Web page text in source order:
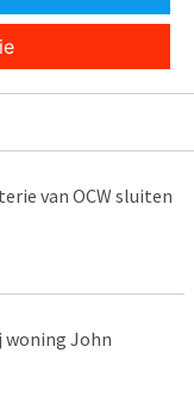
van OCW sluiten
woning John